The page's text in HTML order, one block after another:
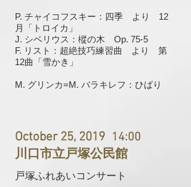
P. チャイコフスキー：四季 より 12
月「トロイカ」
J. シベリウス：樅の木 Op. 75-5
F. リスト：超絶技巧練習曲 より 第
12曲「雪かき」
M. グリンカ​=M. バラキレフ：ひばり
October 25, 2019 14:00
川口市立戸塚公民館
戸塚ふれあいコンサート